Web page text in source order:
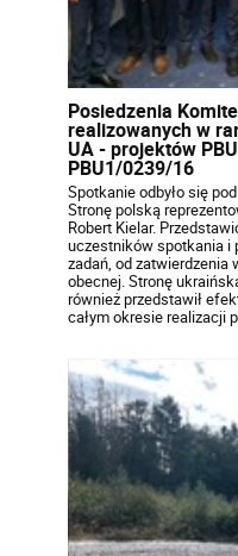
Posiedzenia
realizowanych w
UA - projektów
PBU1/0239/16
Spotkanie odbyło się
Stronę polską
Robert Kielar.
uczestników spotkania i
zadań, od
obecnej. Stronę
również przedstawił
całym okresie realizacji